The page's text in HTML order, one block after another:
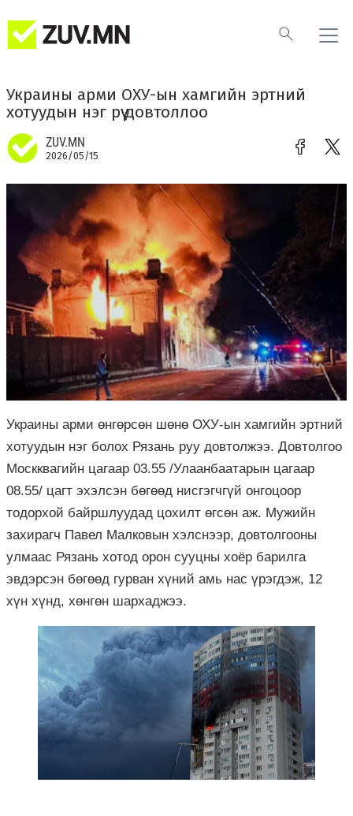
Украины арми ОХУ-ын хамгийн эртний
хотуудын нэг рүү довтоллоо
ZUV.MN
2026/05/15
Украины арми өнгөрсөн шөнө ОХУ-ын хамгийн эртний
хотуудын нэг болох Рязань руу довтолжээ. Довтолгоо
Москквагийн цагаар 03.55 /Улаанбаатарын цагаар
08.55/ цагт эхэлсэн бөгөөд нисгэгчгүй онгоцоор
тодорхой байршлуудад цохилт өгсөн аж. Мужийн
захирагч Павел Малковын хэлснээр, довтолгооны
улмаас Рязань хотод орон сууцны хоёр барилга
эвдэрсэн бөгөөд гурван хүний амь нас үрэгдэж, 12
хүн хүнд, хөнгөн шархаджээ.